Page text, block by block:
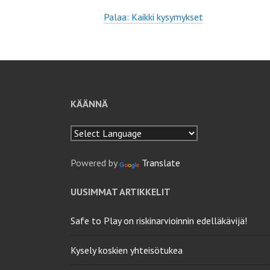
Palaa: Kaikki kysymykset
KÄÄNNÄ
Powered by Translate
UUSIMMAT ARTIKKELIT
Safe to Play on riskinarvioinnin edelläkävijä!
Kysely koskien yhteisötukea